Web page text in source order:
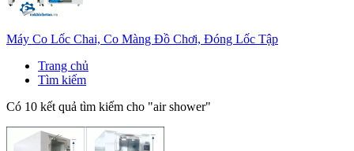
Máy Co Lốc Chai, Co Màng Đồ Chơi, Đóng Lốc Tập
Trang chủ
Tìm kiếm
Có 10 kết quả tìm kiếm cho "air shower"